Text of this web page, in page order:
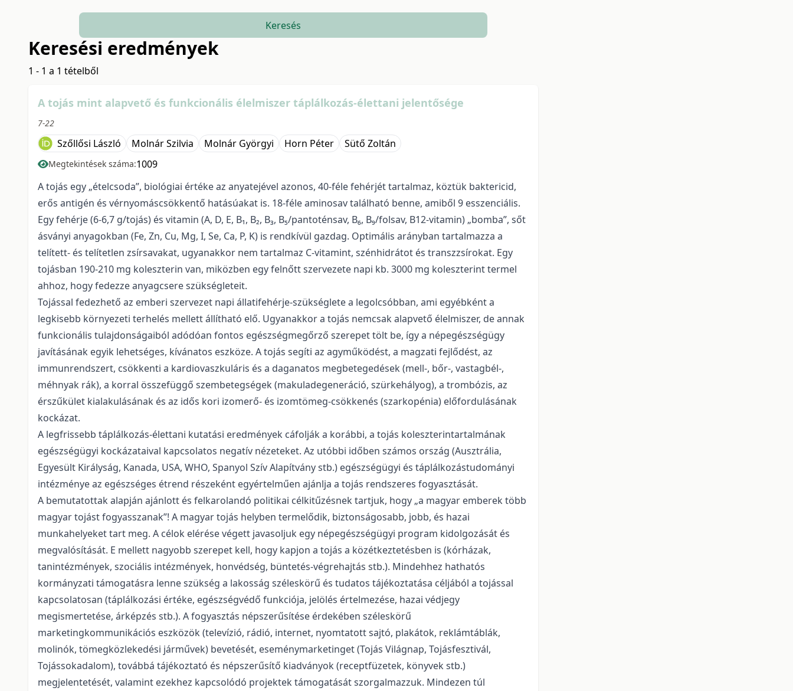
Keresés
Keresési eredmények
1 - 1 a 1 tételből
A tojás mint alapvető és funkcionális élelmiszer táplálkozás-élettani jelentősége
7-22
Szőllősi László Molnár Szilvia Molnár Györgyi Horn Péter Sütő Zoltán
Megtekintések száma:1009
A tojás egy „ételcsoda”, biológiai értéke az anyatejével azonos, 40-féle fehérjét tartalmaz, köztük baktericid,
erős antigén és vérnyomáscsökkentő hatásúakat is. 18-féle aminosav található benne, amiből 9 esszenciális.
Egy fehérje (6-6,7 g/tojás) és vitamin (A, D, E, B₁, B₂, B₃, B₅/pantoténsav, B₆, B₉/folsav, B12-vitamin) „bomba”, sőt
ásványi anyagokban (Fe, Zn, Cu, Mg, I, Se, Ca, P, K) is rendkívül gazdag. Optimális arányban tartalmazza a
telített- és telítetlen zsírsavakat, ugyanakkor nem tartalmaz C-vitamint, szénhidrátot és transzzsírokat. Egy
tojásban 190-210 mg koleszterin van, miközben egy felnőtt szervezete napi kb. 3000 mg koleszterint termel
ahhoz, hogy fedezze anyagcsere szükségleteit.
Tojással fedezhető az emberi szervezet napi állatifehérje-szükséglete a legolcsóbban, ami egyébként a
legkisebb környezeti terhelés mellett állítható elő. Ugyanakkor a tojás nemcsak alapvető élelmiszer, de annak
funkcionális tulajdonságaiból adódóan fontos egészségmegőrző szerepet tölt be, így a népegészségügy
javításának egyik lehetséges, kívánatos eszköze. A tojás segíti az agyműködést, a magzati fejlődést, az
immunrendszert, csökkenti a kardiovaszkuláris és a daganatos megbetegedések (mell-, bőr-, vastagbél-,
méhnyak rák), a korral összefüggő szembetegségek (makuladegeneráció, szürkehályog), a trombózis, az
érszűkület kialakulásának és az idős kori izomerő- és izomtömeg-csökkenés (szarkopénia) előfordulásának
kockázat.
A legfrissebb táplálkozás-élettani kutatási eredmények cáfolják a korábbi, a tojás koleszterintartalmának
egészségügyi kockázataival kapcsolatos negatív nézeteket. Az utóbbi időben számos ország (Ausztrália,
Egyesült Királyság, Kanada, USA, WHO, Spanyol Szív Alapítvány stb.) egészségügyi és táplálkozástudományi
intézménye az egészséges étrend részeként egyértelműen ajánlja a tojás rendszeres fogyasztását.
A bemutatottak alapján ajánlott és felkarolandó politikai célkitűzésnek tartjuk, hogy „a magyar emberek több
magyar tojást fogyasszanak”! A magyar tojás helyben termelődik, biztonságosabb, jobb, és hazai
munkahelyeket tart meg. A célok elérése végett javasoljuk egy népegészségügyi program kidolgozását és
megvalósítását. E mellett nagyobb szerepet kell, hogy kapjon a tojás a közétkeztetésben is (kórházak,
tanintézmények, szociális intézmények, honvédség, büntetés-végrehajtás stb.). Mindehhez hathatós
kormányzati támogatásra lenne szükség a lakosság széleskörű és tudatos tájékoztatása céljából a tojással
kapcsolatosan (táplálkozási értéke, egészségvédő funkciója, jelölés értelmezése, hazai védjegy
megismertetése, árképzés stb.). A fogyasztás népszerűsítése érdekében széleskörű
marketingkommunikációs eszközök (televízió, rádió, internet, nyomtatott sajtó, plakátok, reklámtáblák,
molinók, tömegközlekedési járművek) bevetését, eseménymarketinget (Tojás Világnap, Tojásfesztivál,
Tojássokadalom), továbbá tájékoztató és népszerűsítő kiadványok (receptfüzetek, könyvek stb.)
megjelentetését, valamint ezekhez kapcsolódó projektek támogatását szorgalmazzuk. Mindezen túl